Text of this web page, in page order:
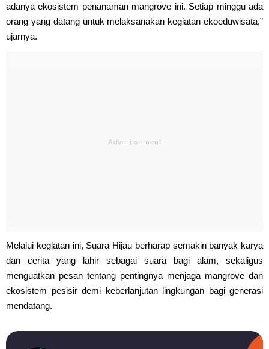
adanya ekosistem penanaman mangrove ini. Setiap minggu ada
orang yang datang untuk melaksanakan kegiatan ekoeduwisata,”
ujarnya.
Melalui kegiatan ini, Suara Hijau berharap semakin banyak karya
dan cerita yang lahir sebagai suara bagi alam, sekaligus
menguatkan pesan tentang pentingnya menjaga mangrove dan
ekosistem pesisir demi keberlanjutan lingkungan bagi generasi
mendatang.